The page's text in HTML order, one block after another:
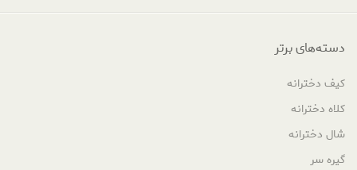
دسته‌های برتر
کیف دخترانه
کلاه دخترانه
شال دخترانه
گیره سر